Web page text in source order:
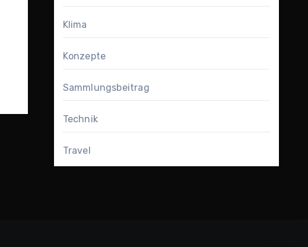
Klima
Konzepte
Sammlungsbeitrag
Technik
Travel